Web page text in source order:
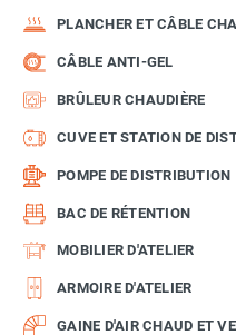
PLANCHER ET CÂBLE
CÂBLE ANTI-GEL
BRÛLEUR CHAUDIÈRE
CUVE ET STATION DE
POMPE DE DISTRIBUTION
BAC DE RÉTENTION
MOBILIER D'ATELIER
ARMOIRE D'ATELIER
GAINE D'AIR CHAUD ET